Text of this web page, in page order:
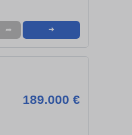
➦ ➜
189.000 €